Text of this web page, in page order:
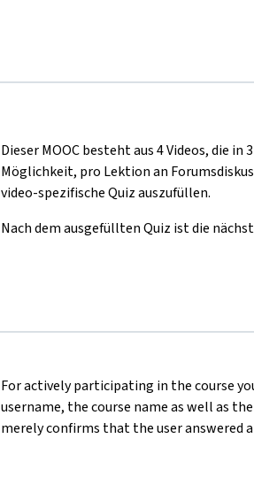
Dieser MOOC besteht aus 4 Videos, die
Möglichkeit, pro Lektion an
video-spezifische Quiz auszufüllen.
Nach dem ausgefüllten Quiz ist die
For actively participating in the course
username, the course name as well as
merely confirms that the user answered